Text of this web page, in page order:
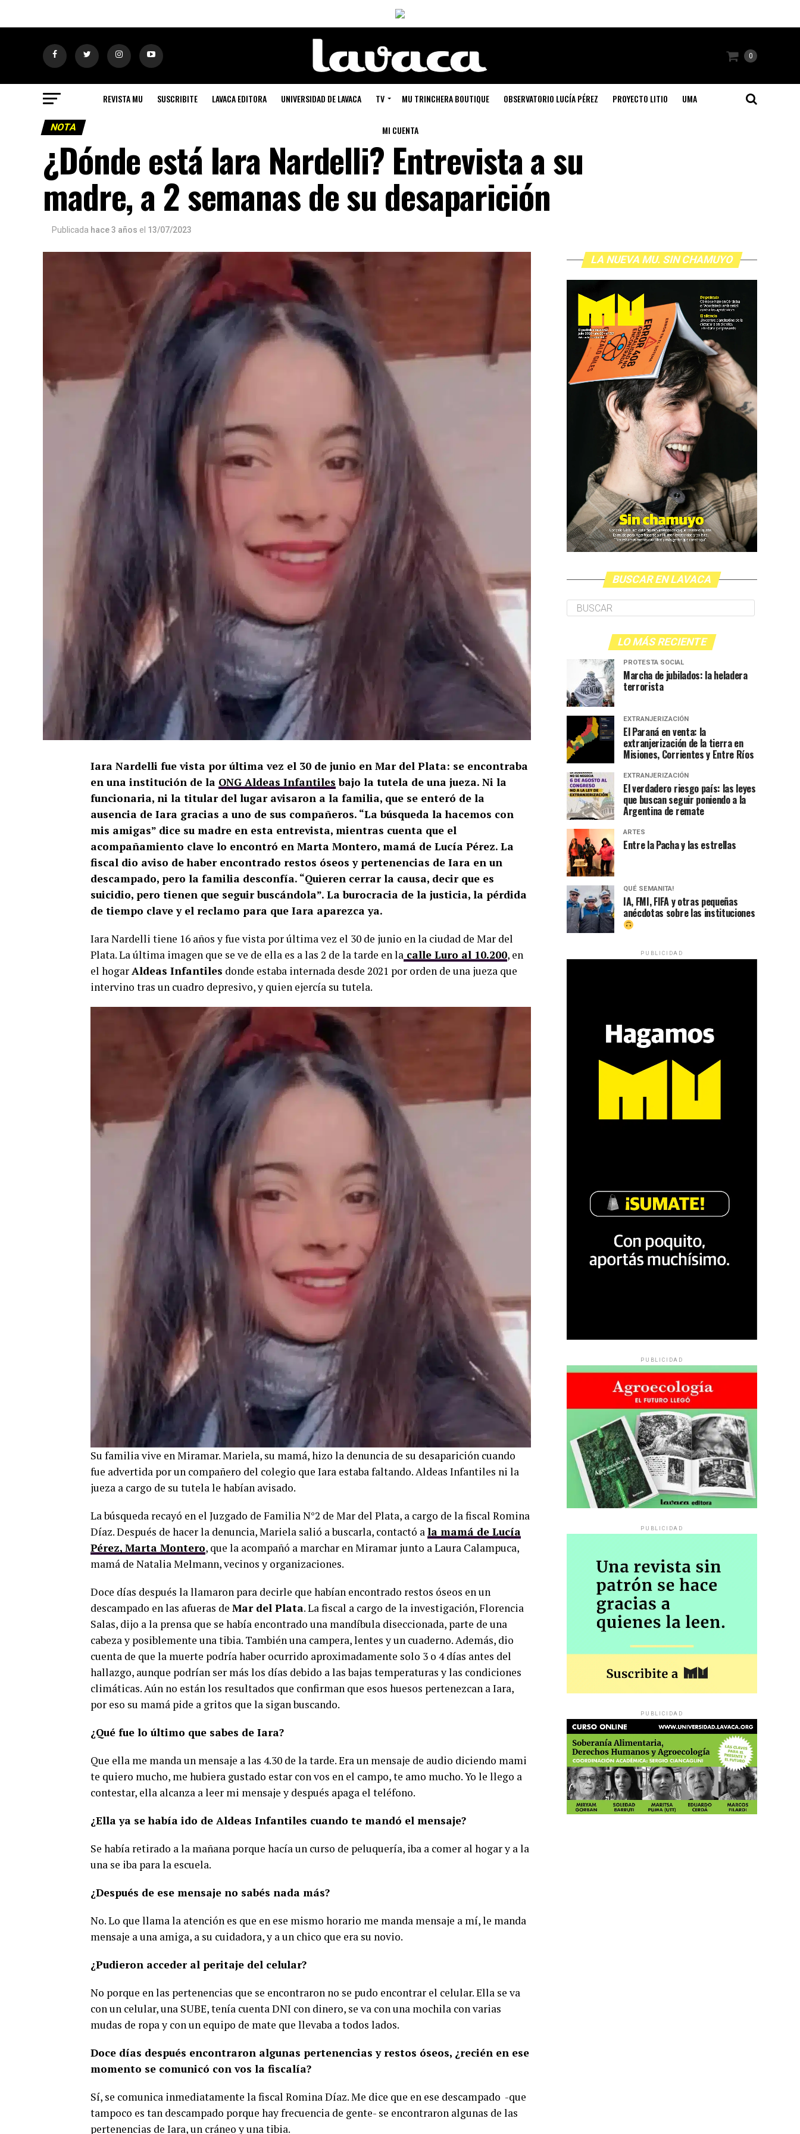
0
REVISTA MU SUSCRIBITE LAVACA EDITORA UNIVERSIDAD DE LAVACA TV MU TRINCHERA BOUTIQUE OBSERVATORIO LUCÍA PÉREZ PROYECTO LITIO UMA
MI CUENTA
NOTA
¿Dónde está Iara Nardelli? Entrevista a su
madre, a 2 semanas de su desaparición
Publicada hace 3 años el 13/07/2023
Iara Nardelli fue vista por última vez el 30 de junio en Mar del Plata: se encontraba
en una institución de la ONG Aldeas Infantiles bajo la tutela de una jueza. Ni la
funcionaria, ni la titular del lugar avisaron a la familia, que se enteró de la
ausencia de Iara gracias a uno de sus compañeros. “La búsqueda la hacemos con
mis amigas” dice su madre en esta entrevista, mientras cuenta que el
acompañamiento clave lo encontró en Marta Montero, mamá de Lucía Pérez. La
fiscal dio aviso de haber encontrado restos óseos y pertenencias de Iara en un
descampado, pero la familia desconfía. “Quieren cerrar la causa, decir que es
suicidio, pero tienen que seguir buscándola”. La burocracia de la justicia, la pérdida
de tiempo clave y el reclamo para que Iara aparezca ya.
Iara Nardelli tiene 16 años y fue vista por última vez el 30 de junio en la ciudad de Mar del
Plata. La última imagen que se ve de ella es a las 2 de la tarde en la calle Luro al 10.200, en
el hogarAldeas Infantiles donde estaba internada desde 2021 por orden de una jueza que
intervino tras un cuadro depresivo, y quien ejercía su tutela.
Su familia vive en Miramar. Mariela, su mamá, hizo la denuncia de su desaparición cuando
fue advertida por un compañero del colegio que Iara estaba faltando. Aldeas Infantiles ni la
jueza a cargo de su tutela le habían avisado.
La búsqueda recayó en el Juzgado de Familia N°2 de Mar del Plata, a cargo de la fiscal Romina
Díaz. Después de hacer la denuncia, Mariela salió a buscarla, contactó ala mamá de Lucía
Pérez, Marta Montero, que la acompañó a marchar en Miramar junto a Laura Calampuca,
mamá de Natalia Melmann, vecinos y organizaciones.
Doce días después la llamaron para decirle que habían encontrado restos óseos en un
descampado en las afueras de Mar del Plata. La fiscal a cargo de la investigación, Florencia
Salas, dijo a la prensa que se había encontrado una mandíbula diseccionada, parte de una
cabeza y posiblemente una tibia. También una campera, lentes y un cuaderno. Además, dio
cuenta de que la muerte podría haber ocurrido aproximadamente solo 3 o 4 días antes del
hallazgo, aunque podrían ser más los días debido a las bajas temperaturas y las condiciones
climáticas. Aún no están los resultados que confirman que esos huesos pertenezcan a Iara,
por eso su mamá pide a gritos que la sigan buscando.
¿Qué fue lo último que sabes de Iara?
Que ella me manda un mensaje a las 4.30 de la tarde. Era un mensaje de audio diciendo mami
te quiero mucho, me hubiera gustado estar con vos en el campo, te amo mucho. Yo le llego a
contestar, ella alcanza a leer mi mensaje y después apaga el teléfono.
¿Ella ya se había ido de Aldeas Infantiles cuando te mandó el mensaje?
Se había retirado a la mañana porque hacía un curso de peluquería, iba a comer al hogar y a la
una se iba para la escuela.
¿Después de ese mensaje no sabés nada más?
No. Lo que llama la atención es que en ese mismo horario me manda mensaje a mí, le manda
mensaje a una amiga, a su cuidadora, y a un chico que era su novio.
¿Pudieron acceder al peritaje del celular?
No porque en las pertenencias que se encontraron no se pudo encontrar el celular. Ella se va
con un celular, una SUBE, tenía cuenta DNI con dinero, se va con una mochila con varias
mudas de ropa y con un equipo de mate que llevaba a todos lados.
Doce días después encontraron algunas pertenencias y restos óseos, ¿recién en ese
momento se comunicó con vos la fiscalía?
Sí, se comunica inmediatamente la fiscal Romina Díaz. Me dice que en ese descampado -que
tampoco es tan descampado porque hay frecuencia de gente- se encontraron algunas de las
pertenencias de Iara, un cráneo y una tibia.
LA NUEVA MU. SIN CHAMUYO
BUSCAR EN LAVACA
LO MÁS RECIENTE
PROTESTA SOCIAL
Marcha de jubilados: la heladera
terrorista
EXTRANJERIZACIÓN
El Paraná en venta: la
extranjerización de la tierra en
Misiones, Corrientes y Entre Ríos
EXTRANJERIZACIÓN
El verdadero riesgo país: las leyes
que buscan seguir poniendo a la
Argentina de remate
ARTES
Entre la Pacha y las estrellas
QUÉ SEMANITA!
IA, FMI, FIFA y otras pequeñas
anécdotas sobre las instituciones
PUBLICIDAD
PUBLICIDAD
PUBLICIDAD
PUBLICIDAD